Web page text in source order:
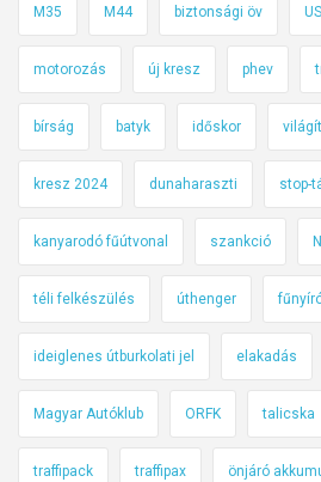
M35 M44 biztonsági öv
motorozás új kresz phev
bírság batyk időskor
kresz 2024 dunaharaszti stop-
kanyarodó fűútvonal szankció
téli felkészülés úthenger
ideiglenes útburkolati jel elakadás
Magyar Autóklub ORFK talicska
traffipack traffipax önjáró